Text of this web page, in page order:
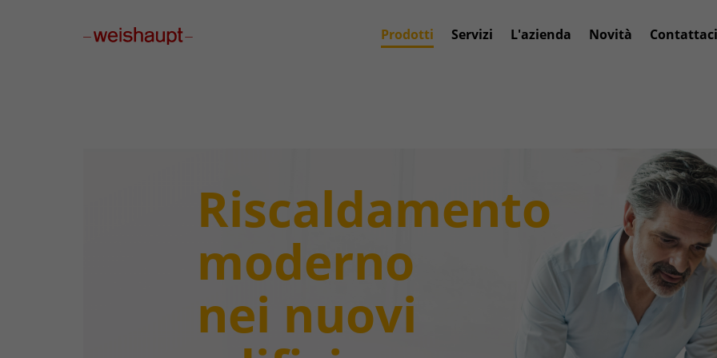
Prodotti Servizi L'azienda Novità Contattaci
Riscaldamento
moderno
nei nuovi